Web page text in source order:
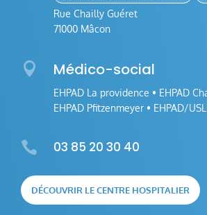
Rue Chailly Guéret
71000 Mâcon
 Médico-social
EHPAD La providence • EHPAD
EHPAD Pfitzenmeyer • EHPAD/
 03 85 20 30 40
DÉCOUVRIR LE CENTRE HOSPITALIER